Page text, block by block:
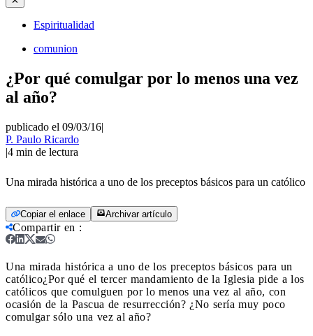
Espiritualidad
comunion
¿Por qué comulgar por lo menos una vez
al año?
publicado el 09/03/16|
P. Paulo Ricardo
|4 min de lectura
Una mirada histórica a uno de los preceptos básicos para un católico
Copiar el enlace Archivar artículo
Compartir en :
Una mirada histórica a uno de los preceptos básicos para un
católico¿Por qué el tercer mandamiento de la Iglesia pide a los
católicos que comulguen por lo menos una vez al año, con
ocasión de la Pascua de resurrección? ¿No sería muy poco
comulgar sólo una vez al año?